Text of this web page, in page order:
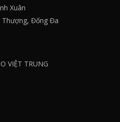
Xuân
Thượng, Đống Đa
VIỆT TRUNG